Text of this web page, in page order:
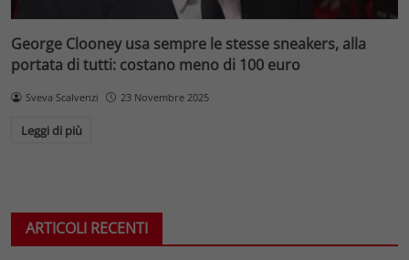
George Clooney usa sempre le stesse sneakers, alla
portata di tutti: costano meno di 100 euro
Sveva Scalvenzi 23 Novembre 2025
Leggi di più
ARTICOLI RECENTI